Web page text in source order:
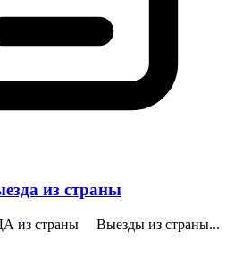
из страны
из страны Выезды из страны...